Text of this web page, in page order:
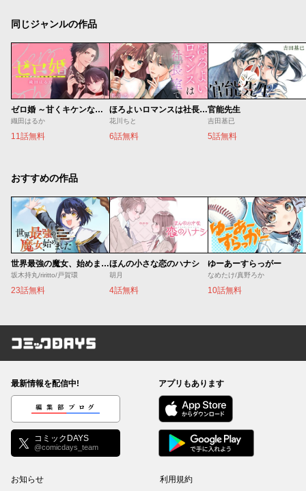
同じジャンルの作品
ゼロ婚 ～甘くキケンな極秘任務～
織田はるか
11話無料
ほろよいロマンスは社長室で
花川ちと
6話無料
官能先生
吉田基已
5話無料
おすすめの作品
世界最強の魔女、始めました ～私だけ『攻略サイト』を見れる世界で自由に生きます～
坂木持丸/riritto/戸賀環
23話無料
ほんの小さな恋のハナシ
胡月
4話無料
ゆーあーすらっがー
なめたけ/真野ろか
10話無料
コミックDAYS
最新情報を配信中!
編集部ブログ
コミックDAYS
@comicdays_team
アプリもあります
お知らせ 利用規約